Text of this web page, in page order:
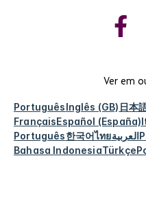
Ver em
PortuguêsInglês (GB) 日本
FrançaisEspañol (España)
Português한국어ไทยالعربية
Bahasa IndonesiaTürkçe